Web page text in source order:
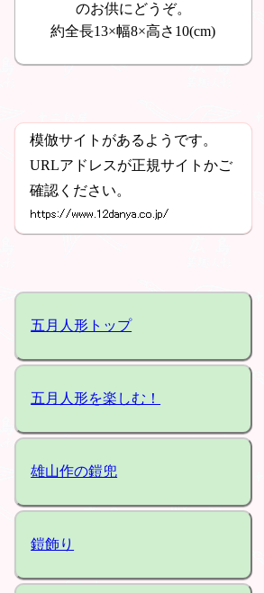
のお供にどうぞ。
約全長13×幅8×高さ10(cm)
模倣サイトがあるようです。
URLアドレスが正規サイトかご
確認ください。
五月人形トップ
五月人形を楽しむ！
雄山作の鎧兜
鎧飾り